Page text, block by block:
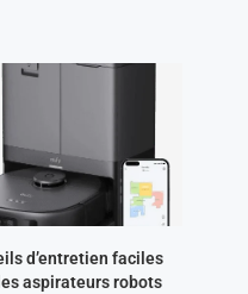
d’entretien faciles
aspirateurs robots